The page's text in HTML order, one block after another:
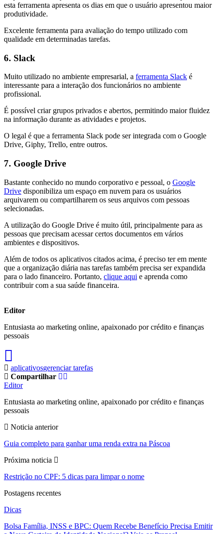
esta ferramenta apresenta os dias em que o usuário apresentou maior
produtividade.
Excelente ferramenta para avaliação do tempo utilizado com
qualidade em determinadas tarefas.
6. Slack
Muito utilizado no ambiente empresarial, a ferramenta Slack é
interessante para a interação dos funcionários no ambiente
profissional.
É possível criar grupos privados e abertos, permitindo maior fluidez
na informação durante as atividades e projetos.
O legal é que a ferramenta Slack pode ser integrada com o Google
Drive, Giphy, Trello, entre outros.
7. Google Drive
Bastante conhecido no mundo corporativo e pessoal, o Google
Drive disponibiliza um espaço em nuvem para os usuários
arquivarem ou compartilharem os seus arquivos com pessoas
selecionadas.
A utilização do Google Drive é muito útil, principalmente para as
pessoas que precisam acessar certos documentos em vários
ambientes e dispositivos.
Além de todos os aplicativos citados acima, é preciso ter em mente
que a organização diária nas tarefas também precisa ser expandida
para o lado financeiro. Portanto, clique aqui e aprenda como
contribuir com a sua saúde financeira.
Editor
Entusiasta ao marketing online, apaixonado por crédito e finanças
pessoais
aplicativosgerenciar tarefas
Compartilhar
Editor
Entusiasta ao marketing online, apaixonado por crédito e finanças
pessoais
Noticia anterior
Guia completo para ganhar uma renda extra na Páscoa
Próxima noticia
Restrição no CPF: 5 dicas para limpar o nome
Postagens recentes
Dicas
Bolsa Família, INSS e BPC: Quem Recebe Benefício Precisa Emitir